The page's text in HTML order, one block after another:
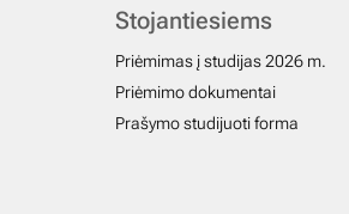
Stojantiesiems
Priėmimas į studijas 2026 m.
Priėmimo dokumentai
Prašymo studijuoti forma